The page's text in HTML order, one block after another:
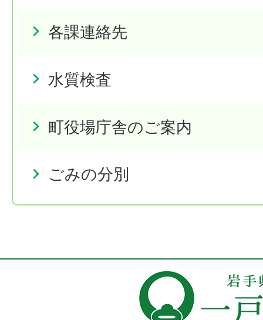
各課連絡先
水質検査
町役場庁舎のご案内
ごみの分別